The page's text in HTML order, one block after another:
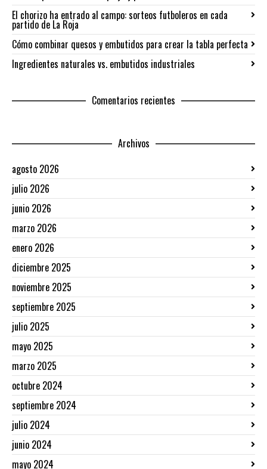
El chorizo ha entrado al campo: sorteos futboleros en cada
partido de La Roja
Cómo combinar quesos y embutidos para crear la tabla perfecta
Ingredientes naturales vs. embutidos industriales
Comentarios recientes
Archivos
agosto 2026
julio 2026
junio 2026
marzo 2026
enero 2026
diciembre 2025
noviembre 2025
septiembre 2025
julio 2025
mayo 2025
marzo 2025
octubre 2024
septiembre 2024
julio 2024
junio 2024
mayo 2024